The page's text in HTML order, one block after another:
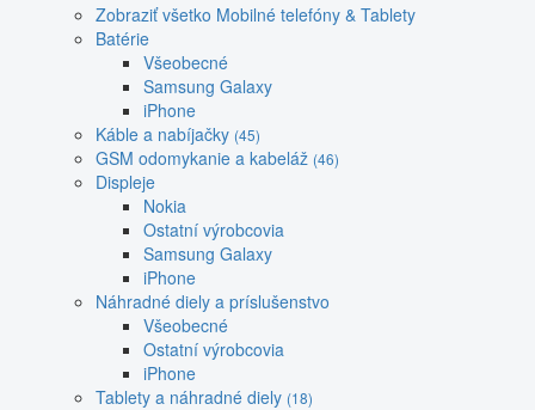
Zobraziť všetko Mobilné telefóny & Tablety
Batérie
Všeobecné
Samsung Galaxy
iPhone
Káble a nabíjačky (45)
GSM odomykanie a kabeláž (46)
Displeje
Nokia
Ostatní výrobcovia
Samsung Galaxy
iPhone
Náhradné diely a príslušenstvo
Všeobecné
Ostatní výrobcovia
iPhone
Tablety a náhradné diely (18)